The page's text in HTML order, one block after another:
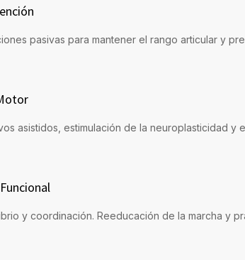
pasivas para mantener el rango articular y
asistidos, estimulación de la neuroplasticidad
y coordinación. Reeducación de la marcha y